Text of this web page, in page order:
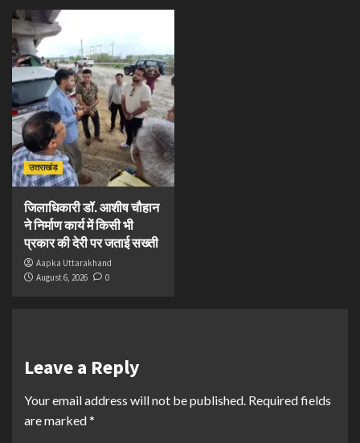
उत्तराखंड
जिलाधिकारी डॉ. आशीष चौहान
ने निर्माण कार्य में किसी भी
प्रकार की देरी पर जताई सख्ती
Aapka Uttarakhand
August 6, 2026
0
Leave a Reply
Your email address will not be published. Required fields
are marked*